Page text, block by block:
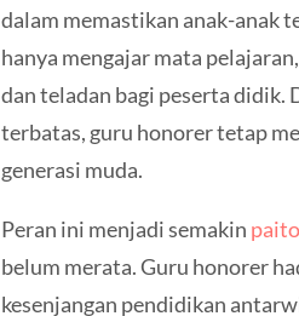
dalam memastikan anak-anak
hanya mengajar mata
dan teladan bagi peserta didik.
terbatas, guru honorer tetap
generasi muda.
Peran ini menjadi semakin
belum merata. Guru honorer
kesenjangan pendidikan